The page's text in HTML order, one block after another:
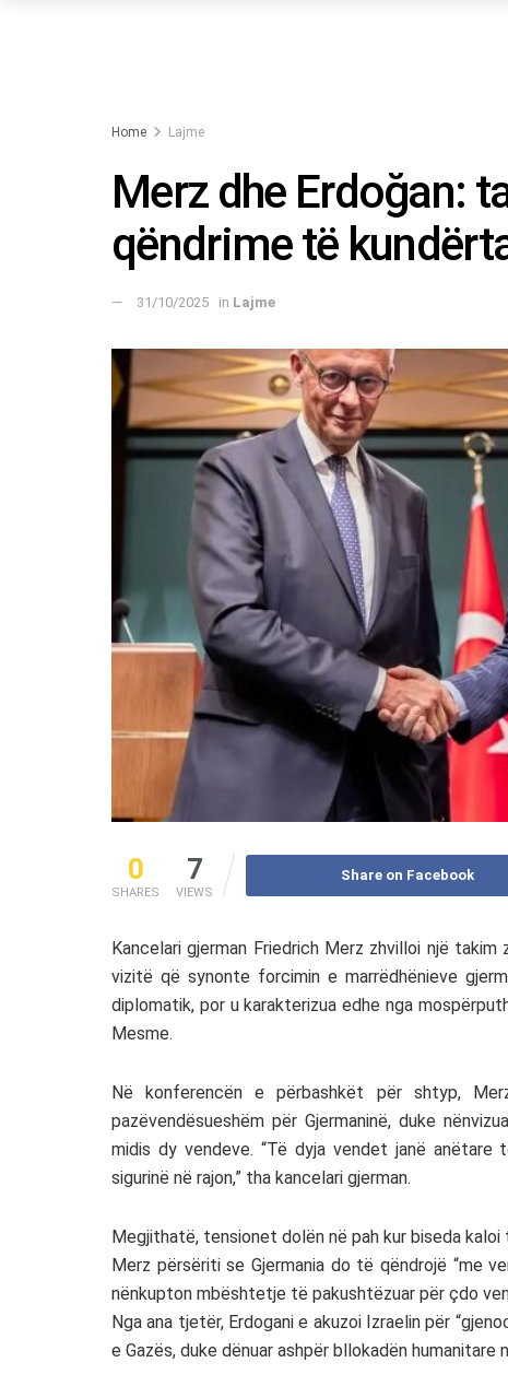
Home Lajme
Merz dhe Erdoğan:
qëndrime të
31/10/2025 in Lajme
0
SHARES
7
VIEWS
Share on Facebook
Kancelari gjerman Friedrich Merz zhvilloi një
vizitë që synonte forcimin e marrëdhënieve
diplomatik, por u karakterizua edhe nga
Mesme.
Në konferencën e përbashkët për shtyp,
pazëvendësueshëm për Gjermaninë, duke
midis dy vendeve. “Të dyja vendet janë
sigurinë në rajon,” tha kancelari gjerman.
Megjithatë, tensionet dolën në pah kur biseda
Merz përsëriti se Gjermania do të qëndrojë “me
nënkupton mbështetje të pakushtëzuar për çdo
Nga ana tjetër, Erdogani e akuzoi Izraelin për
e Gazës, duke dënuar ashpër bllokadën humanitare